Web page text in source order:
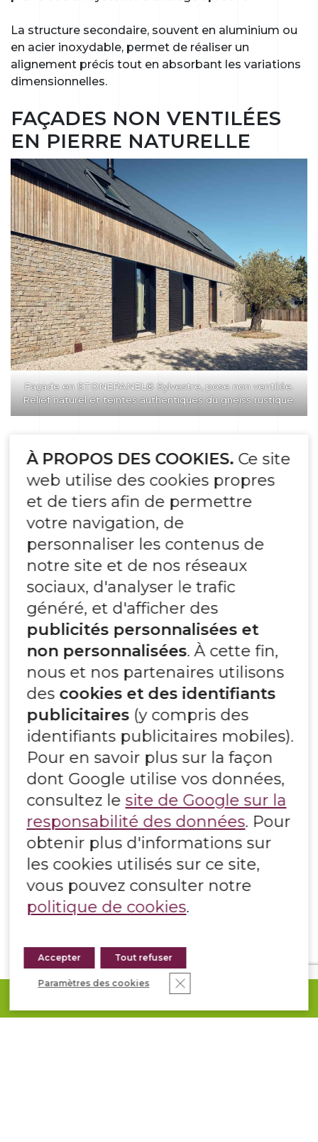
La structure secondaire, souvent en aluminium ou
en acier inoxydable, permet de réaliser un
alignement précis tout en absorbant les variations
dimensionnelles.
FAÇADES NON VENTILÉES
EN PIERRE NATURELLE
Façade en STONEPANEL® Sylvestre, pose non ventilée.
Relief naturel et teintes authentiques du gneiss rustique.
est directement collée sur le support à l’aide d’un
mortier-colle spécifique. Cette technique est plus
simple, mais exige une grande précision dans la
mise en œuvre pour garantir la longévité du
parement.
Conditions de pose :
Support plan, propre, sec, stable et
résistant à l’humidité
Utilisation d’un mortier-colle C2S1
(déformable, temps ouvert prolongé)
Double encollage (mur + dos de la
pierre)
Réalisation de joints de dilatation pour
absorber les mouvements naturels de
la pierre et du support (variations
thermiques, humidité, etc.)
Ancrage mécanique recommandé pour
les pierres lourdes ou en hauteur
Avantages :
Installation plus économique que la
façade ventilée
Pose directe sans structure secondaire
Adaptée aux petites surfaces
Durée de vie plus limitée et matériaux
difficiles à réutiliser en raison de la pose
Moins performante sur le plan
À PROPOS DES COOKIES. Ce site
web utilise des cookies propres
et de tiers afin de permettre
votre navigation, de
personnaliser les contenus de
notre site et de nos réseaux
sociaux, d'analyser le trafic
généré, et d'afficher des
publicités personnalisées et
non personnalisées. À cette fin,
nous et nos partenaires utilisons
des cookies et des identifiants
publicitaires (y compris des
identifiants publicitaires mobiles).
Pour en savoir plus sur la façon
dont Google utilise vos données,
consultez le site de Google sur la
responsabilité des données. Pour
obtenir plus d'informations sur
les cookies utilisés sur ce site,
vous pouvez consulter notre
politique de cookies.
Accepter Tout refuser
Paramètres des cookies Fermer la bannière des
DEMANDEZ VOTRE DEVIS